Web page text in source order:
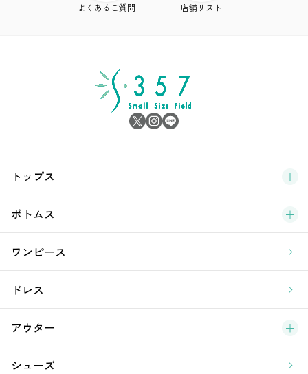
ブ
新
ラ
ア
よくあるご質問 店舗リスト
トップス
ボトムス
ワンピース
ドレス
アウター
シューズ